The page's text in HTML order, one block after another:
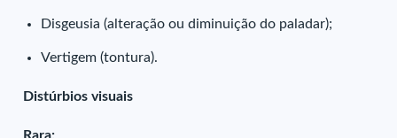
Disgeusia (alteração ou diminuição do paladar);
Vertigem (tontura).
Distúrbios visuais